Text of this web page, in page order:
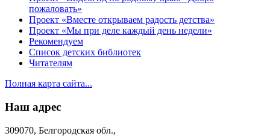
пожаловать»
Проект «Вместе открываем радость детства»
Проект «Мы при деле каждый день недели»
Рекомендуем
Список детских библиотек
Читателям
Полная карта сайта...
Наш адрес
309070, Белгородская обл.,